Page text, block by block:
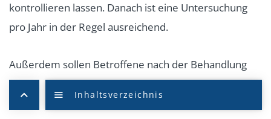
kontrollieren lassen. Danach ist eine Untersuchung
pro Jahr in der Regel ausreichend.
Außerdem sollen Betroffene nach der Behandlung
selbst, auf Veränderungen der Haut achten und im